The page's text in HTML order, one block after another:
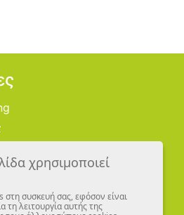
χρησιμοποιεί
συσκευή σας, εφόσον είναι
τη λειτουργία αυτής της